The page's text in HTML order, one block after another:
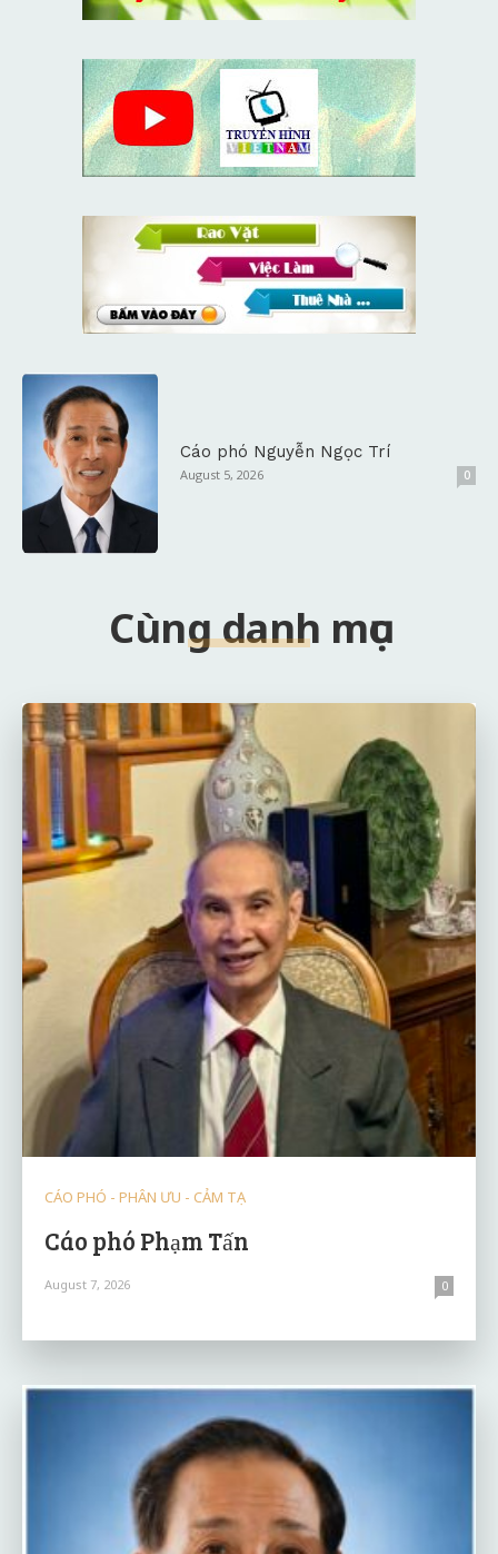
Cáo phó Nguyễn Ngọc Trí
August 5, 2026 0
Cùng danh mục
CÁO PHÓ - PHÂN ƯU - CẢM TẠ
Cáo phó Phạm Tấn
August 7, 2026 0